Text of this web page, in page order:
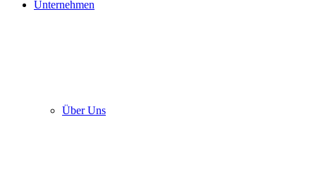
Unternehmen
Über Uns